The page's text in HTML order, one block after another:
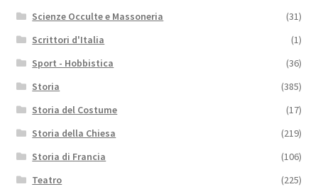
Scienze Occulte e Massoneria
(31)
Scrittori d'Italia
(1)
Sport - Hobbistica
(36)
Storia
(385)
Storia del Costume
(17)
Storia della Chiesa
(219)
Storia di Francia
(106)
Teatro
(225)